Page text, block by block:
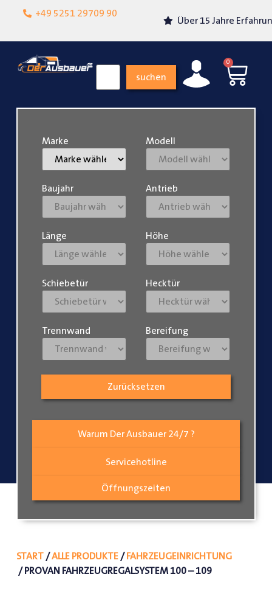
+49 5251 29709 90
Lokalgeschäft in
Über 15 Jahre Erfahrung
suchen
0
Warum Der Ausbauer 24/7 ?
Servicehotline
Öffnungszeiten
Marke Modell
Baujahr Antrieb
Länge Höhe
Schiebetür Hecktür
Trennwand Bereifung
Zurücksetzen
START/ALLE PRODUKTE/FAHRZEUGEINRICHTUNG
/ PROVAN FAHRZEUGREGALSYSTEM 100 – 109